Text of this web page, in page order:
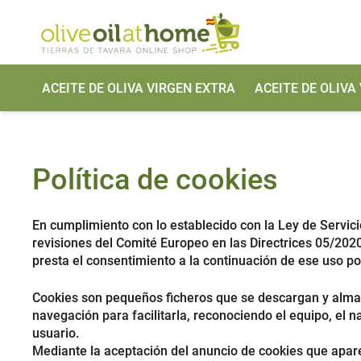
ACEITE DE OLIVA VIRGEN EXTRA ACEITE DE OLIVA
Política de cookies
En cumplimiento con lo establecido con la Ley de
revisiones del Comité Europeo en las Directrices 05/
presta el consentimiento a la continuación de ese uso
Cookies son pequeños ficheros que se descargan y
navegación para facilitarla, reconociendo el equipo, el
usuario.
Mediante la aceptación del anuncio de cookies que